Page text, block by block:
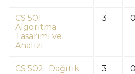
CS 501 :
Algoritma
Tasarımı ve
Analizi
3 0
CS 502 : Dağıtık
3 0